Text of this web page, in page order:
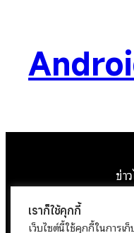
ข่า
หน้าแรกติดต่
เราก็ใช้คุกกี้
เว็บไซต์นี้ใช้คุกกี้ในการเ